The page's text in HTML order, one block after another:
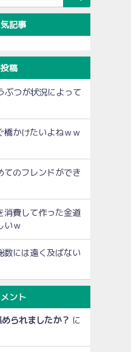
記事
稿
ぶつが状況によって
橋かけたいよねｗｗ
てのフレンドができ
消費して作った金道
いｗ
数には遠く及ばない
ント
められましたか？ に